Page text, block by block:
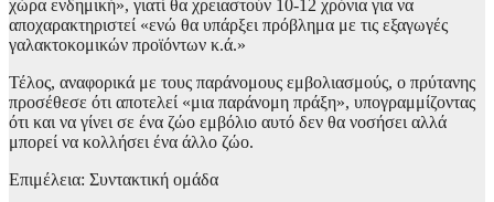
χώρα ενδημική», γιατί θα χρειαστούν 10-12 χρόνια για να
αποχαρακτηριστεί «ενώ θα υπάρξει πρόβλημα με τις εξαγωγές
γαλακτοκομικών προϊόντων κ.ά.»
Τέλος, αναφορικά με τους παράνομους εμβολιασμούς, ο πρύτανης
προσέθεσε ότι αποτελεί «μια παράνομη πράξη», υπογραμμίζοντας
ότι και να γίνει σε ένα ζώο εμβόλιο αυτό δεν θα νοσήσει αλλά
μπορεί να κολλήσει ένα άλλο ζώο.
Επιμέλεια: Συντακτική ομάδα